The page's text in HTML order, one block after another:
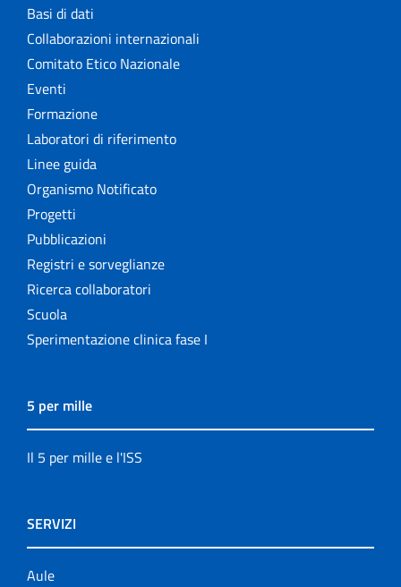
Basi di dati
Collaborazioni internazionali
Comitato Etico Nazionale
Eventi
Formazione
Laboratori di riferimento
Linee guida
Organismo Notificato
Progetti
Pubblicazioni
Registri e sorveglianze
Ricerca collaboratori
Scuola
Sperimentazione clinica fase I
5 per mille
Il 5 per mille e l'ISS
SERVIZI
Aule